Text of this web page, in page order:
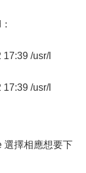
/usr/l
/usr/l
選擇相應想要下